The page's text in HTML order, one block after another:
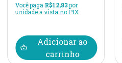
Você paga R$12,83por
unidade a vista no PIX
Adicionar ao
carrinho